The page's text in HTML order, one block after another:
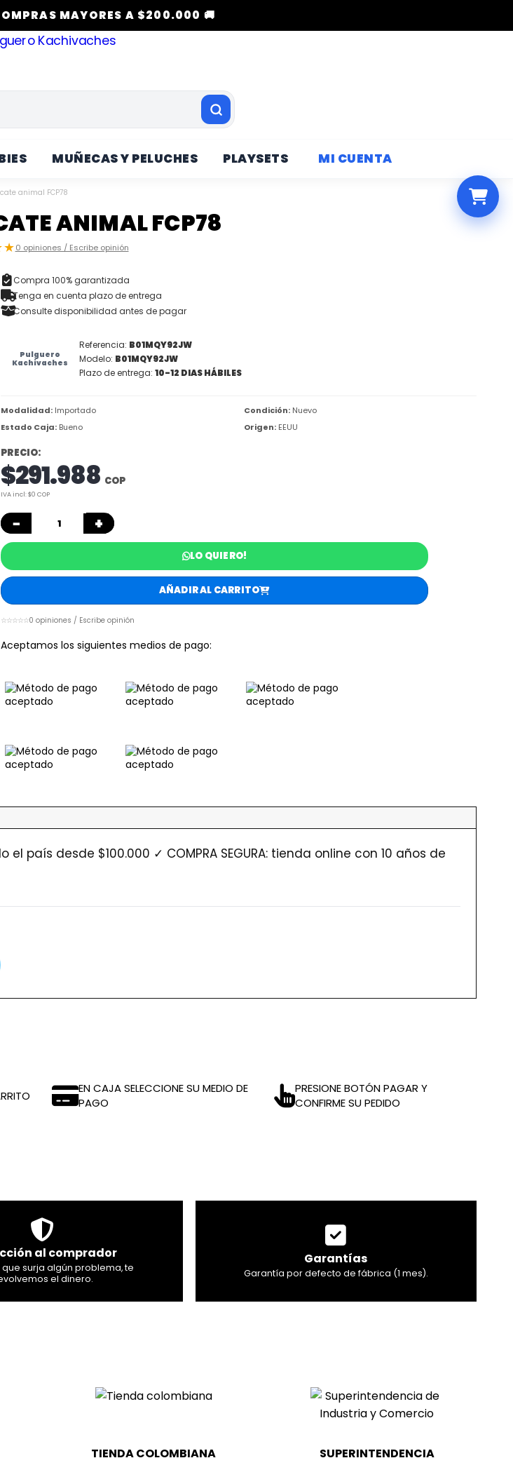
MAYORES A $200.000 🚚
MUÑECAS Y PELUCHES PLAYSETS
MI CUENTA
animal FCP78
ANIMAL FCP78
0 opiniones / Escribe opinión
Compra 100% garantizada
Tenga en cuenta plazo de entrega
Consulte disponibilidad antes de pagar
Pulguero
Kachivaches
Referencia: B01MQY92JW
Modelo: B01MQY92JW
Plazo de entrega:10-12 DIAS HÁBILES
Modalidad: Importado Condición:Nuevo
Estado Caja: Bueno Origen:EEUU
PRECIO:
$291.988 COP
IVA incl: $0 COP
− +
LO QUIERO!
AÑADIR AL CARRITO
☆☆☆☆☆0 opiniones / Escribe opinión
Aceptamos los siguientes medios de pago:
país desde $100.000 ✓ COMPRA SEGURA: tienda online con 10 años de
EN CAJA SELECCIONE SU MEDIO DE
PAGO
PRESIONE BOTÓN PAGAR Y
CONFIRME SU PEDIDO
al comprador
que surja algún problema, te
el dinero.
Garantías
Garantía por defecto de fábrica (1 mes).
TIENDA COLOMBIANA SUPERINTENDENCIA